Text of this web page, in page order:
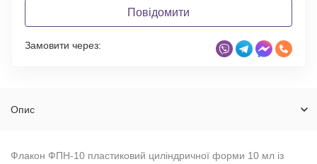
Повідомити
Замовити через:
Опис
Флакон ФПН-10 пластиковий циліндричної форми 10 мл із